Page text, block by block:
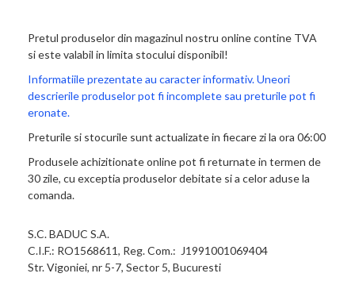
Pretul produselor din magazinul nostru online contine TVA
si este valabil in limita stocului disponibil!
Informatiile prezentate au caracter informativ. Uneori
descrierile produselor pot fi incomplete sau preturile pot fi
eronate.
Preturile si stocurile sunt actualizate in fiecare zi la ora 06:00
Produsele achizitionate online pot fi returnate in termen de
30 zile, cu exceptia produselor debitate si a celor aduse la
comanda.
S.C. BADUC S.A.
C.I.F.: RO1568611, Reg. Com.: J1991001069404
Str. Vigoniei, nr 5-7, Sector 5, Bucuresti